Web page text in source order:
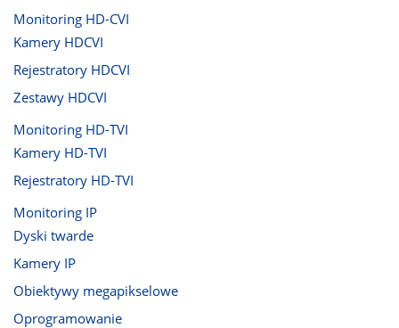
Monitoring HD-CVI
Kamery HDCVI
Rejestratory HDCVI
Zestawy HDCVI
Monitoring HD-TVI
Kamery HD-TVI
Rejestratory HD-TVI
Monitoring IP
Dyski twarde
Kamery IP
Obiektywy megapikselowe
Oprogramowanie